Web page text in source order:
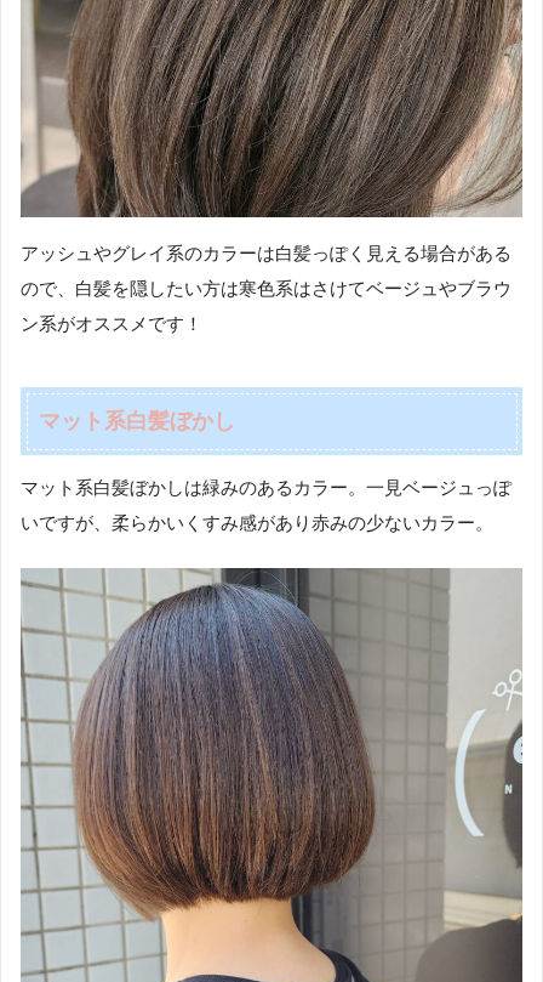
アッシュやグレイ系のカラーは白髪っぽく見える場合がある
ので、白髪を隠したい方は寒色系はさけてベージュやブラウ
ン系がオススメです！
マット系白髪ぼかし
マット系白髪ぼかしは緑みのあるカラー。一見ベージュっぽ
いですが、柔らかいくすみ感があり赤みの少ないカラー。